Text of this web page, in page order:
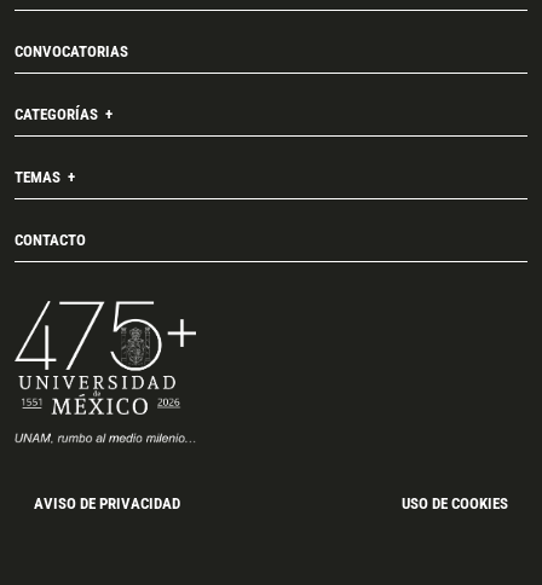
CONVOCATORIAS
CATEGORÍAS
TEMAS
CONTACTO
AVISO DE PRIVACIDAD USO DE COOKIES